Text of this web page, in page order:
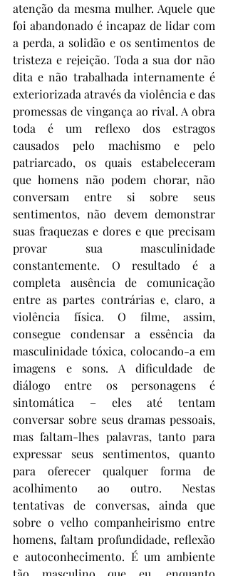
atenção da mesma mulher. Aquele que
foi abandonado é incapaz de lidar com
a perda, a solidão e os sentimentos de
tristeza e rejeição. Toda a sua dor não
dita e não trabalhada internamente é
exteriorizada através da violência e das
promessas de vingança ao rival. A obra
toda é um reflexo dos estragos
causados pelo machismo e pelo
patriarcado, os quais estabeleceram
que homens não podem chorar, não
conversam entre si sobre seus
sentimentos, não devem demonstrar
suas fraquezas e dores e que precisam
provar sua masculinidade
constantemente. O resultado é a
completa ausência de comunicação
entre as partes contrárias e, claro, a
violência física. O filme, assim,
consegue condensar a essência da
masculinidade tóxica, colocando-a em
imagens e sons. A dificuldade de
diálogo entre os personagens é
sintomática – eles até tentam
conversar sobre seus dramas pessoais,
mas faltam-lhes palavras, tanto para
expressar seus sentimentos, quanto
para oferecer qualquer forma de
acolhimento ao outro. Nestas
tentativas de conversas, ainda que
sobre o velho companheirismo entre
homens, faltam profundidade, reflexão
e autoconhecimento. É um ambiente